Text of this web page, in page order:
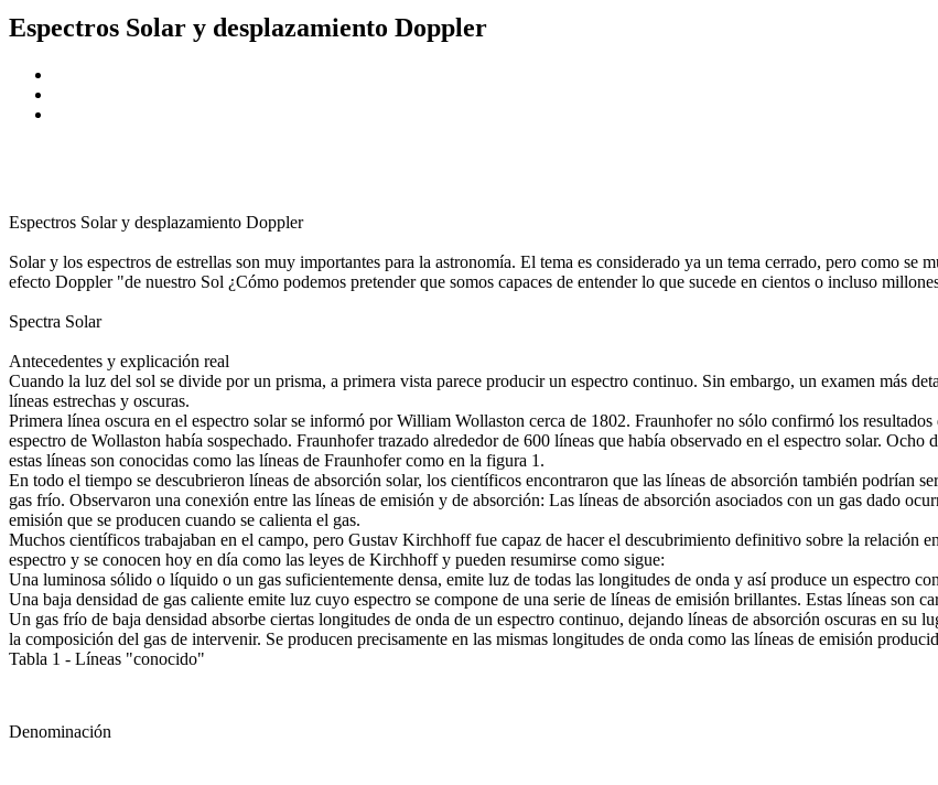
Espectros Solar y desplazamiento Doppler
Espectros Solar y desplazamiento Doppler
Solar y los espectros de estrellas son muy importantes para la astronomía. El tema es considerado ya un tema cerrado, pero como se
efecto Doppler "de nuestro Sol ¿Cómo podemos pretender que somos capaces de entender lo que sucede en cientos o incluso
Spectra Solar
Antecedentes y explicación real
Cuando la luz del sol se divide por un prisma, a primera vista parece producir un espectro continuo. Sin embargo, un examen más
líneas estrechas y oscuras.
Primera línea oscura en el espectro solar se informó por William Wollaston cerca de 1802. Fraunhofer no sólo confirmó los
espectro de Wollaston había sospechado. Fraunhofer trazado alrededor de 600 líneas que había observado en el espectro solar.
estas líneas son conocidas como las líneas de Fraunhofer como en la figura 1.
En todo el tiempo se descubrieron líneas de absorción solar, los científicos encontraron que las líneas de absorción también podrían
gas frío. Observaron una conexión entre las líneas de emisión y de absorción: Las líneas de absorción asociados con un gas dado
emisión que se producen cuando se calienta el gas.
Muchos científicos trabajaban en el campo, pero Gustav Kirchhoff fue capaz de hacer el descubrimiento definitivo sobre la relación
espectro y se conocen hoy en día como las leyes de Kirchhoff y pueden resumirse como sigue:
Una luminosa sólido o líquido o un gas suficientemente densa, emite luz de todas las longitudes de onda y así produce un espectro
Una baja densidad de gas caliente emite luz cuyo espectro se compone de una serie de líneas de emisión brillantes. Estas líneas son
Un gas frío de baja densidad absorbe ciertas longitudes de onda de un espectro continuo, dejando líneas de absorción oscuras en su
la composición del gas de intervenir. Se producen precisamente en las mismas longitudes de onda como las líneas de emisión
Tabla 1 - Líneas "conocido"
Denominación